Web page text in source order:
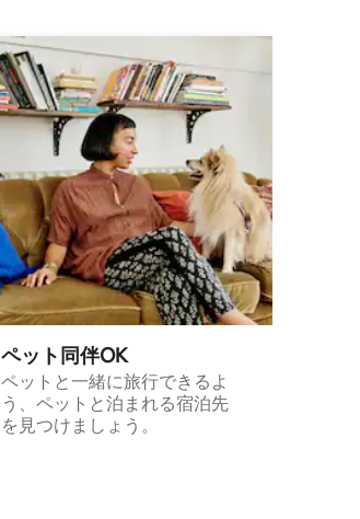
ペット同⁠伴OK
ペットと一緒に旅行できるよ
う、ペットと泊まれる宿泊先
を見つけましょう。